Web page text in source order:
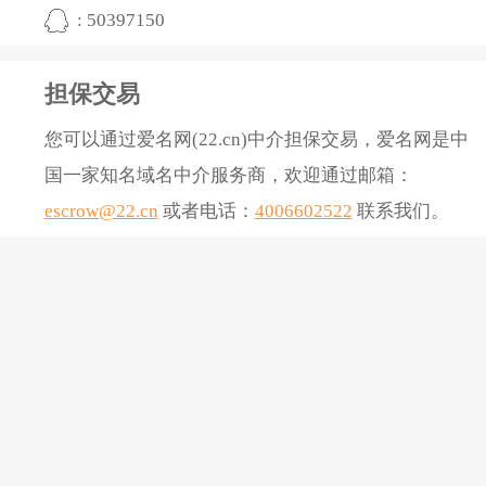
: 50397150
担保交易
您可以通过爱名网(22.cn)中介担保交易，爱名网是中
国一家知名域名中介服务商，欢迎通过邮箱：
escrow@22.cn 或者电话： 4006602522 联系我们。